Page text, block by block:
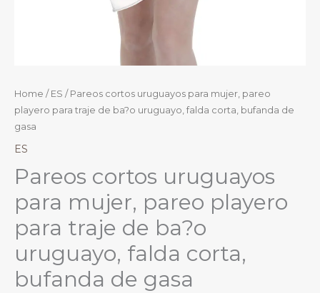
Home / ES / Pareos cortos uruguayos para mujer, pareo
playero para traje de ba?o uruguayo, falda corta, bufanda de
gasa
ES
Pareos cortos uruguayos
para mujer, pareo playero
para traje de ba?o
uruguayo, falda corta,
bufanda de gasa